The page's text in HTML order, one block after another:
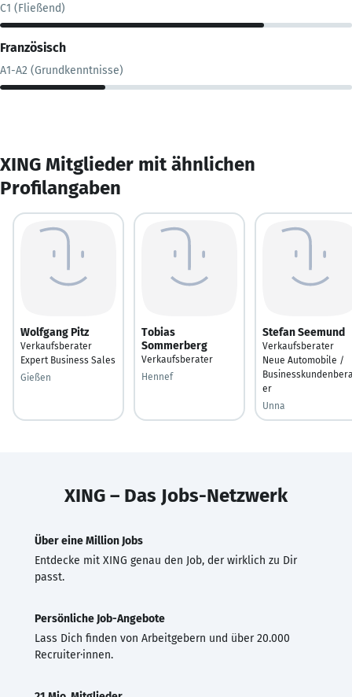
C1 (Fließend)
Französisch
A1-A2 (Grundkenntnisse)
XING Mitglieder mit ähnlichen
Profilangaben
Wolfgang Pitz
Verkaufsberater
Expert Business Sales
Gießen
Tobias
Sommerberg
Verkaufsberater
Hennef
Stefan Seemund
Verkaufsberater
Neue Automobile /
er
Unna
XING – Das Jobs-Netzwerk
Über eine Million Jobs
Entdecke mit XING genau den Job, der wirklich zu Dir
passt.
Persönliche Job-Angebote
Lass Dich finden von Arbeitgebern und über 20.000
Recruiter·innen.